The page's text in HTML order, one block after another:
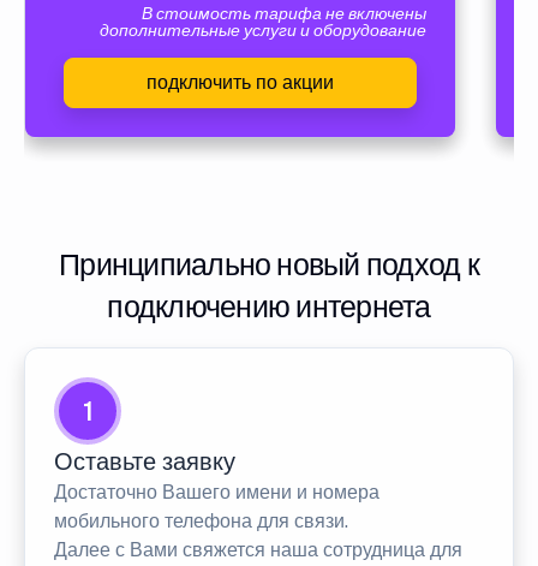
В стоимость тарифа не включены
дополнительные услуги и оборудование
подключить по акции
Принципиально новый подход к
подключению интернета
1
Оставьте заявку
Достаточно Вашего имени и номера
мобильного телефона для связи.
Далее с Вами свяжется наша сотрудница для